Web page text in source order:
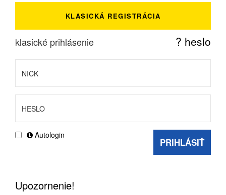
KLASICKÁ REGISTRÁCIA
klasické prihlásenie ? heslo
Autologin
PRIHLÁSIŤ
Upozornenie!